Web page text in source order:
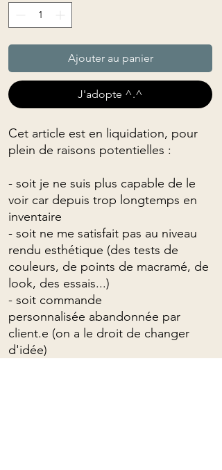
Ajouter au panier
J'adopte ^.^
Cet article est en liquidation, pour
plein de raisons potentielles :
- soit je ne suis plus capable de le
voir car depuis trop longtemps en
inventaire
- soit ne me satisfait pas au niveau
rendu esthétique (des tests de
couleurs, de points de macramé, de
look, des essais...)
- soit commande
personnalisée abandonnée par
client.e (on a le droit de changer
d'idée)